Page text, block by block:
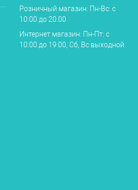
Розничный магазин: Пн-Вс: с
10:00 до 20:00
Интернет магазин: Пн-Пт: с
10:00 до 19:00, Сб, Вс выходной.